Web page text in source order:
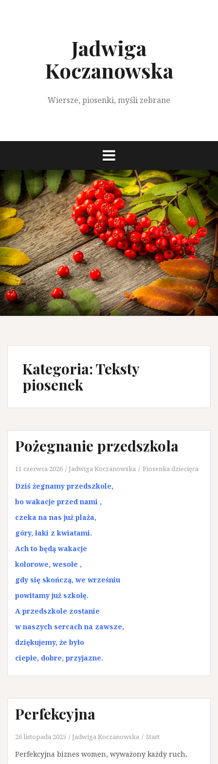
Jadwiga
Koczanowska
Wiersze, piosenki, myśli zebrane
Kategoria: Teksty
piosenek
Pożegnanie przedszkola
11 czerwca 2026 Jadwiga Koczanowska Piosenka dziecięca
Dziś żegnamy przedszkole,
bo wakacje przed nami ,
czeka na nas już plaża,
góry, łaki z kwiatami.
Ach to będą wakacje
kolorowe, wesołe ,
gdy się skończą, we wrześniu
powitamy już szkołę.
A przedszkole zostanie
w naszych sercach na zawsze,
dziękujemy, że było
ciepłe, dobre, przyjazne.
Perfekcyjna
26 listopada 2025 Jadwiga Koczanowska Start
Perfekcyjna biznes women, wyważony każdy ruch,